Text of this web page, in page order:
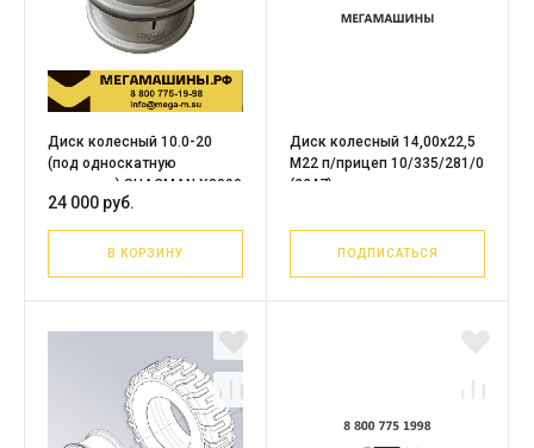
Диск колесный 10.0-20
(под односкатную
ошиновку) SHACMAN X3000
6х6 (под шину 14.00-R20)
/JST
24 000 руб.
В КОРЗИНУ
Диск колесный 14,00х22,5
М22 п/прицеп 10/335/281/0
(2247)
ПОДПИСАТЬСЯ